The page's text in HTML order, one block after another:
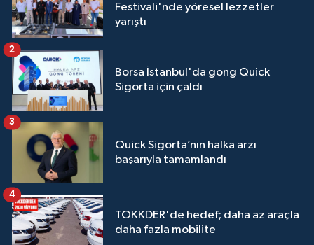
Festivali'nde yöresel lezzetler
yarıştı
Borsa İstanbul'da gong Quick
Sigorta için çaldı
2
Quick Sigorta’nın halka arzı
başarıyla tamamlandı
3
TOKKDER'de hedef; daha az araçla
daha fazla mobilite
4